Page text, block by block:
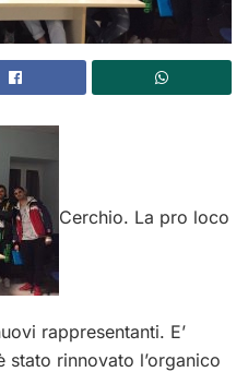
Cerchio. La pro loco
rappresentanti. E’
rinnovato l’organico